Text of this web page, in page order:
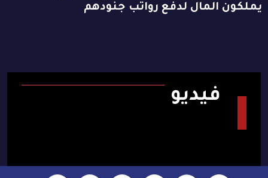
يملكون المال لدفع رواتب جنودهم
فيديو